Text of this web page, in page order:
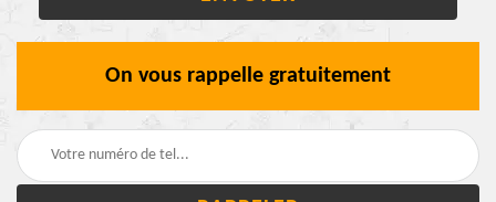
On vous rappelle gratuitement